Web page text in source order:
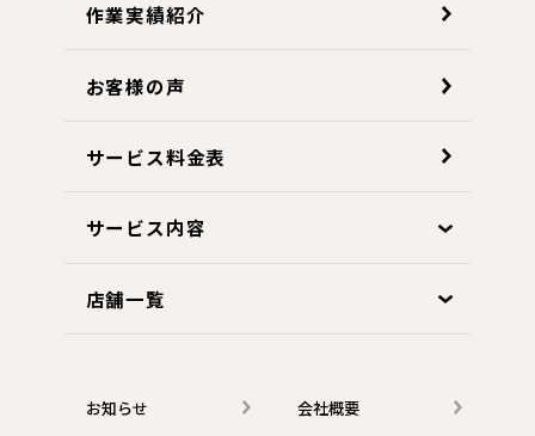
作業実績紹介
お客様の声
サービス料金表
サービス内容
店舗一覧
お知らせ 会社概要